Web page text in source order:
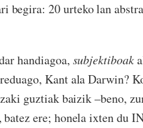
begira: 20 urteko lan
handiagoa, subjektiboak
Kant ala Darwin?
guztiak baizik –beno,
ere; honela ixten du